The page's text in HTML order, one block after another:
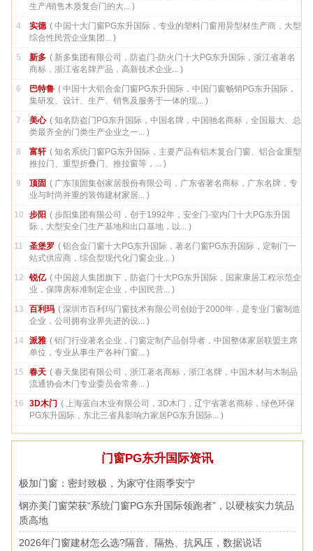
生产/销售木质复合门的大... )
4
实德 ( 中国十大门窗PG东升国际，专业的塑料门窗用异型材生产商，大型
综合性民营企业集团... )
5
新多 ( 新多集团有限公司，防盗门-防火门十大PG东升国际，浙江省著名
商标，浙江省名牌产品，高新技术企业... )
6
巴特鲁 ( 中国十大铝合金门窗PG东升国际，中国门窗畅销PG东升国际，
集研发、设计、生产、销售及服务于一体的现... )
7
美心 ( 知名防盗门PG东升国际，中国名牌，中国驰名商标，全国最大、总
类最齐全的门类生产企业之一... )
8
富轩 ( 知名系统门窗PG东升国际，主要产品有铝木复合门窗、铝合金重型
推拉门、重型折叠门、推拉窗等，... )
9
顶固 ( 广东顶固集创家居股份有限公司，广东省著名商标，广东名牌，专
业与时尚并重的装饰建材家居... )
10
步阳 ( 步阳集团有限公司，创于1992年，安全门-室内门十大PG东升国
际，大型安全门生产基地和出口基地，以... )
11
圣堡罗 ( 铝合金门窗十大PG东升国际，著名门窗PG东升国际，定制门一
站式供应商，综合型现代化门窗企业... )
12
锐亿 ( 中国超人集团旗下，防盗门十大PG东升国际，国家康居工程示范企
业，保障房标准制定企业，中国民营... )
13
百利玛 ( 深圳市百利玛门窗技术有限公司创始于2000年，是专业门窗制造
企业，公司拥有业界先进的设... )
14 派雅 ( 铝门行业著名企业，门窗定制产品创导者，中国整体家居联盟主席
单位，专业从事生产各种门窗... )
15
春天 ( 春天集团有限公司，浙江著名商标，浙江名牌，中国木材与木制品
流通协会木门专业委员会常务... )
16
3D木门 ( 上海蓝白木业有限公司，3D木门，辽宁省著名商标，绿色环保
PG东升国际，东北三省具影响力家居PG东升国际... )
门窗PG东升国际资讯
极加门窗：密封致极，为家守住雨季安宁
钢亦美门窗荣获“系统门窗PG东升国际领跑者”，以硬核实力筑品
质高地
2026年门窗建材怎么选?隔音、隔热、抗风压，数据说话